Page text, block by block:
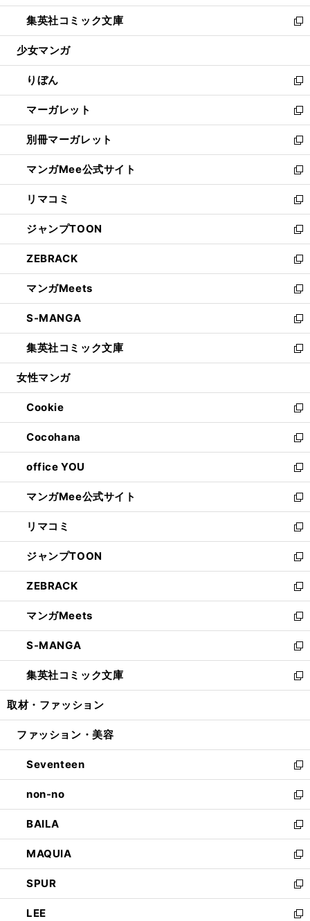
開
く
ウ
で
開
ン
ド
ウ
開
く
ウ
ィ
ン
ウ
で
開
く
し
い
ウ
ン
ド
ウ
で
開
く
集英社コミック文庫
新
し
ウ
ィ
ン
ド
ウ
で
開
く
少女マンガ
りぼん
新
し
い
ウ
ィ
ン
ド
ウ
で
開
く
マーガレット
新
し
い
ウ
ィ
ン
ド
ウ
で
開
く
別冊マーガレット
新
し
い
ウ
ィ
ン
ド
ウ
で
開
く
マンガMee公式サイト
新
し
い
ウ
ィ
ン
ド
ウ
で
開
く
リマコミ
新
し
い
ウ
ィ
ン
ド
ウ
で
開
く
ジャンプTOON
新
し
い
ウ
ィ
ン
ド
ウ
で
開
ZEBRACK
新
し
い
ウ
ィ
ン
ド
ウ
開
く
マンガMeets
新
し
い
ウ
ィ
ン
ウ
で
開
く
S-MANGA
新
し
い
ウ
ン
ド
ウ
で
開
く
集英社コミック文庫
新
し
ウ
ィ
ン
ド
ウ
で
開
く
女性マンガ
Cookie
新
し
い
ウ
ィ
ン
ド
ウ
で
開
く
Cocohana
新
し
い
ウ
ィ
ン
ド
ウ
で
開
く
office YOU
新
し
い
ウ
ィ
ン
ド
ウ
で
開
く
マンガMee公式サイト
新
し
い
ウ
ィ
ン
ド
ウ
で
開
く
リマコミ
新
し
い
ウ
ィ
ン
ド
ウ
で
開
く
ジャンプTOON
新
し
い
ウ
ィ
ン
ド
ウ
で
開
ZEBRACK
新
し
い
ウ
ィ
ン
ド
ウ
開
マンガMeets
新
し
い
ウ
ィ
ン
ウ
開
く
S-MANGA
新
し
い
ウ
ン
ウ
で
開
く
集英社コミック文庫
新
し
ウ
ン
ド
ウ
で
開
く
取材・ファッション
ファッション・美容
Seventeen
新
し
い
ウ
ィ
ン
ド
ウ
で
開
く
non-no
新
し
い
ウ
ィ
ン
ド
ウ
で
BAILA
新
し
い
ウ
ィ
ン
ド
MAQUIA
新
し
い
ウ
ィ
SPUR
新
し
い
LEE
新